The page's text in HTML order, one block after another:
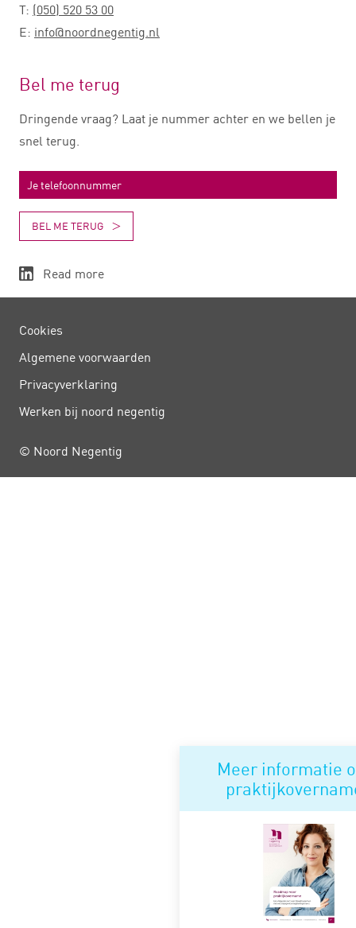
Meer informatie
T: (050) 520 53 00
E: info@noordnegentig.nl
Bel me terug
Dringende vraag? Laat je nummer achter en we bellen je
snel terug.
BEL ME TERUG
Read more
Cookies
Algemene voorwaarden
Privacy­verklaring
Werken bij noord negentig
© Noord Negentig